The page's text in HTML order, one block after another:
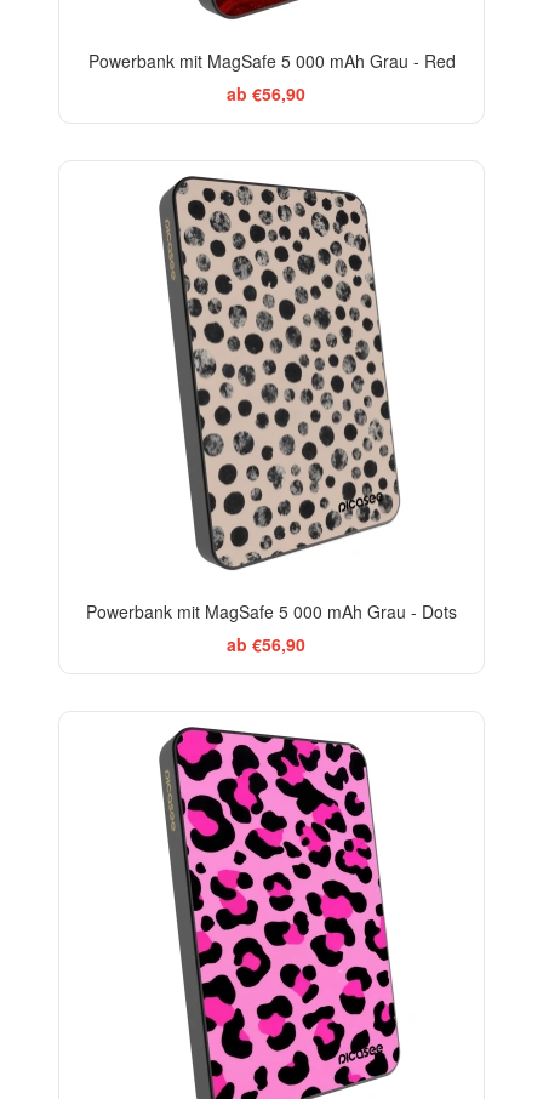
Powerbank mit MagSafe 5 000 mAh Grau - Red
ab €56,90
Powerbank mit MagSafe 5 000 mAh Grau - Dots
ab €56,90